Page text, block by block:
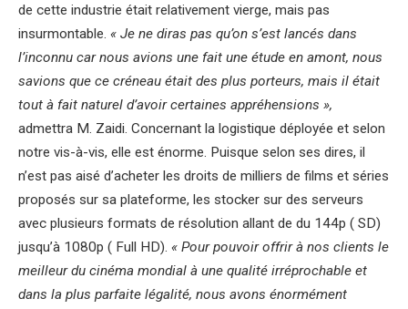
de cette industrie était relativement vierge, mais pas
insurmontable. « Je ne diras pas qu’on s’est lancés dans
l’inconnu car nous avions une fait une étude en amont, nous
savions que ce créneau était des plus porteurs, mais il était
tout à fait naturel d’avoir certaines appréhensions »,
admettra M. Zaidi. Concernant la logistique déployée et selon
notre vis-à-vis, elle est énorme. Puisque selon ses dires, il
n’est pas aisé d’acheter les droits de milliers de films et séries
proposés sur sa plateforme, les stocker sur des serveurs
avec plusieurs formats de résolution allant de du 144p ( SD)
jusqu’à 1080p ( Full HD). « Pour pouvoir offrir à nos clients le
meilleur du cinéma mondial à une qualité irréprochable et
dans la plus parfaite légalité, nous avons énormément